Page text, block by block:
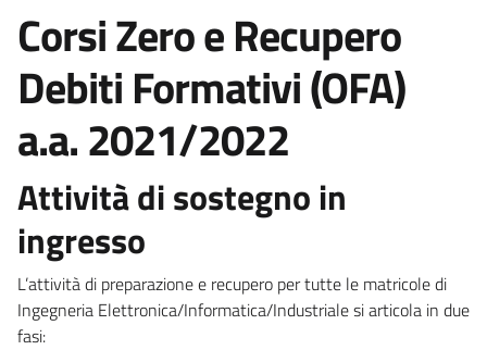
Corsi Zero e Recupero
Debiti Formativi (OFA)
a.a. 2021/2022
Attività di sostegno in
ingresso
L’attività di preparazione e recupero per tutte le matricole di
Ingegneria Elettronica/Informatica/Industriale si articola in due
fasi: